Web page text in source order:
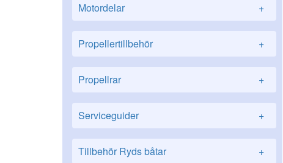
Motordelar +
Propellertillbehör +
Propellrar +
Serviceguider +
Tillbehör Ryds båtar +